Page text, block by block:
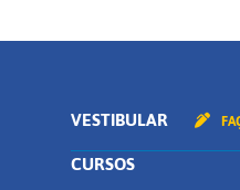
VESTIBULAR
CURSOS